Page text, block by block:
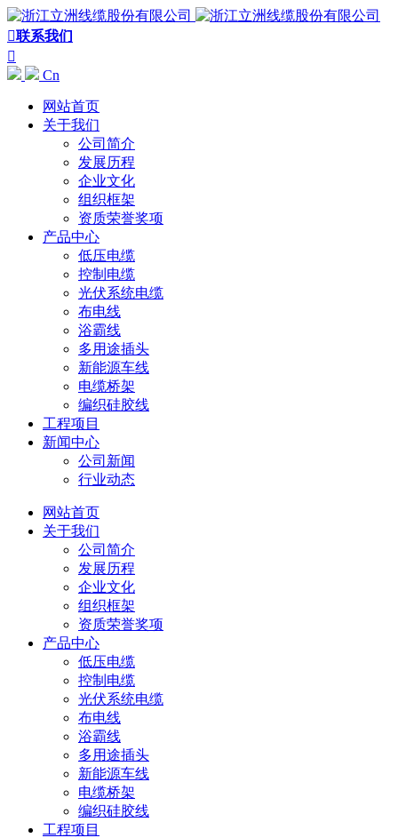
联系我们

Cn
网站首页
关于我们
公司简介
发展历程
企业文化
组织框架
资质荣誉奖项
产品中心
低压电缆
控制电缆
光伏系统电缆
布电线
浴霸线
多用途插头
新能源车线
电缆桥架
编织硅胶线
工程项目
新闻中心
公司新闻
行业动态
网站首页
关于我们
公司简介
发展历程
企业文化
组织框架
资质荣誉奖项
产品中心
低压电缆
控制电缆
光伏系统电缆
布电线
浴霸线
多用途插头
新能源车线
电缆桥架
编织硅胶线
工程项目